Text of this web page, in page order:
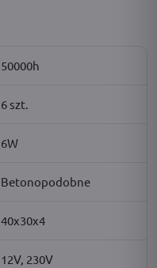
50000h
6 szt.
6W
Betonopodobne
40x30x4
12V, 230V